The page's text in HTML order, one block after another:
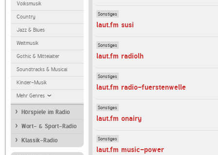
Volksmusik
Country
Jazz & Blues
Weltmusik
Gothic & Mittelalter
Soundtracks & Musical
Kinder-Musik
Mehr Genres
Hörspiele im Radio
Wort- & Sport-Radio
Klassik-Radio
Sonstiges
laut.fm susi
Sonstiges
laut.fm radiolh
Sonstiges
laut.fm radio-fuerstenwelle
Sonstiges
laut.fm onairy
Sonstiges
laut.fm music-power